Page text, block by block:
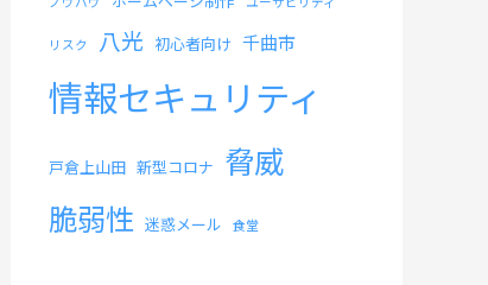
リスク 八光 初心者向け 千曲市
情報セキュリティ
戸倉上山田 新型コロナ 脅威
脆弱性 迷惑メール 食堂